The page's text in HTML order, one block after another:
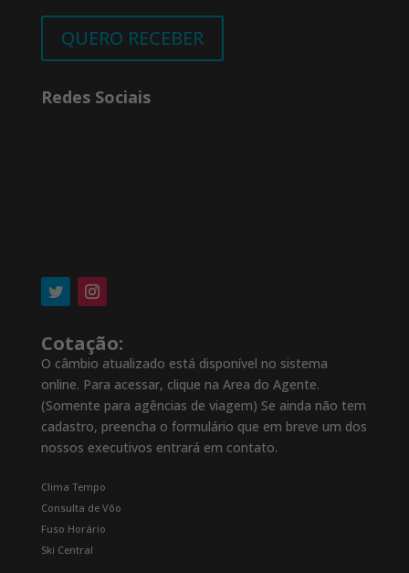
QUERO RECEBER
Redes Sociais
Cotação:
O câmbio atualizado está disponível no sistema
online. Para acessar, clique na Area do Agente.
(Somente para agências de viagem) Se ainda não tem
cadastro, preencha o formulário que em breve um dos
nossos executivos entrará em contato.
Clima Tempo
Consulta de Vôo
Fuso Horário
Ski Central